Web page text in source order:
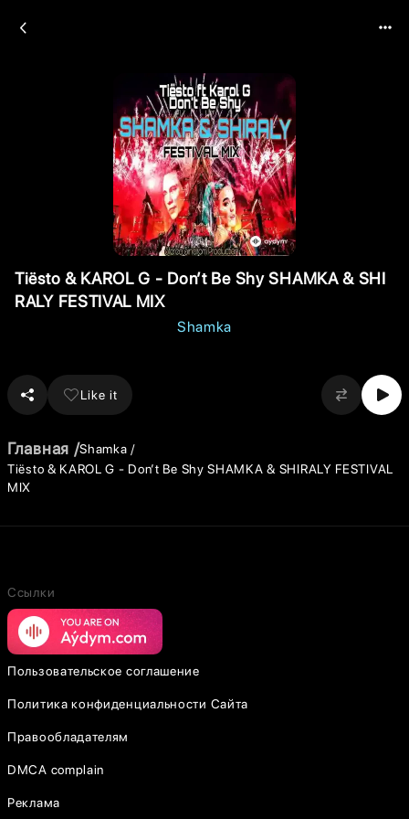
Tiësto & KAROL G - Don’t Be Shy SHAMKA & SHI
RALY FESTIVAL MIX
Shamka
Like it
Главная
Shamka
Tiësto & KAROL G - Don’t Be Shy SHAMKA & SHIRALY FESTIVAL
MIX
Ссылки
Пользовательское соглашение
Политика конфиденциальности Сайта
Правообладателям
DMCA complain
Реклама